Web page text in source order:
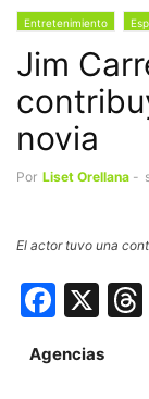
Entretenimiento
Jim
novia
Por Liset Orellana -
El actor tuvo una
X
Agencias